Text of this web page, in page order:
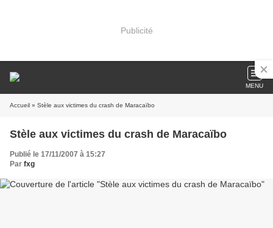
Publicité
MENU
Accueil » Stèle aux victimes du crash de Maracaïbo
Stèle aux victimes du crash de Maracaïbo
Publié le 17/11/2007 à 15:27
Par fxg